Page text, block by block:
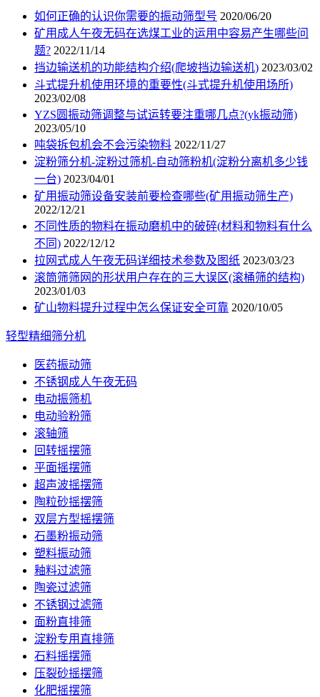
如何正确的认识你需要的振动筛型号 2020/06/20
矿用成人午夜无码在选煤工业的运用中容易产生哪些问
题? 2022/11/14
挡边输送机的功能结构介绍(爬坡挡边输送机) 2023/03/02
斗式提升机使用环境的重要性(斗式提升机使用场所)
2023/02/08
YZS圆振动筛调整与试运转要注重哪几点?(yk振动筛)
2023/05/10
吨袋拆包机会不会污染物料 2022/11/27
淀粉筛分机-淀粉过筛机-自动筛粉机(淀粉分离机多少钱
一台) 2023/04/01
矿用振动筛设备安装前要检查哪些(矿用振动筛生产)
2022/12/21
不同性质的物料在振动磨机中的破碎(材料和物料有什么
不同) 2022/12/12
拉网式成人午夜无码详细技术参数及图纸 2023/03/23
滚筒筛筛网的形状用户存在的三大误区(滚桶筛的结构)
2023/01/03
矿山物料提升过程中怎么保证安全可靠 2020/10/05
轻型精细筛分机
医药振动筛
不锈钢成人午夜无码
电动振筛机
电动验粉筛
滚轴筛
回转摇摆筛
平面摇摆筛
超声波摇摆筛
陶粒砂摇摆筛
双层方型摇摆筛
石墨粉振动筛
塑料振动筛
釉料过滤筛
陶瓷过滤筛
不锈钢过滤筛
面粉直排筛
淀粉专用直排筛
石料摇摆筛
压裂砂摇摆筛
化肥摇摆筛